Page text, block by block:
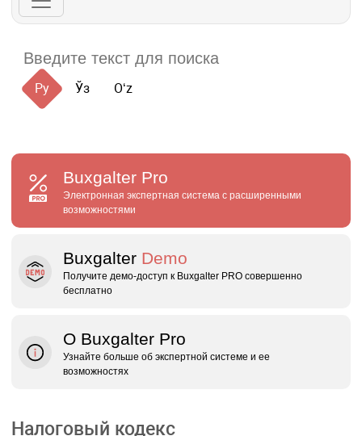
Ру Ўз Oʻz
Buxgalter Pro
Электронная экспертная система с расширенными
возможностями
Buxgalter Demo
Получите демо‑доступ к Buxgalter PRO совершенно
бесплатно
О Buxgalter Pro
Узнайте больше об экспертной системе и ее
возможностях
Налоговый кодекс